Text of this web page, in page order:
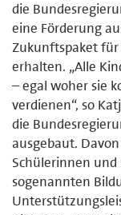
die
eine Förderung
Zukunftspaket
erhalten. „Alle
– egal woher sie
verdienen“, so
die
ausgebaut.
Schülerinnen und
sogenannten